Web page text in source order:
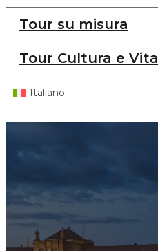
Tour su misura
Tour Cultura e Vita
Italiano